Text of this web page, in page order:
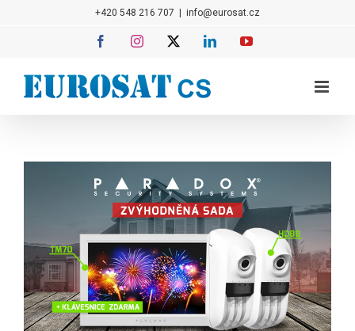
+420 548 216 707 info@eurosat.cz
FacebookInstagram LinkedInYouTube